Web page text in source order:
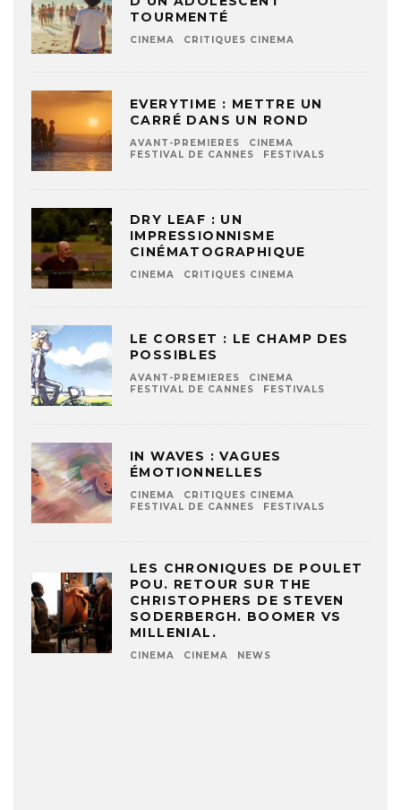
TOURMENTÉ
CINEMA CRITIQUES CINEMA
EVERYTIME : METTRE UN
CARRÉ DANS UN ROND
AVANT-PREMIERES
CINEMA
FESTIVAL DE CANNES
FESTIVALS
DRY LEAF : UN
IMPRESSIONNISME
CINÉMATOGRAPHIQUE
CINEMA CRITIQUES CINEMA
LE CORSET : LE CHAMP DES
POSSIBLES
AVANT-PREMIERES
CINEMA
FESTIVAL DE CANNES
FESTIVALS
IN WAVES : VAGUES
ÉMOTIONNELLES
CINEMA
CRITIQUES CINEMA
FESTIVAL DE CANNES
FESTIVALS
LES CHRONIQUES DE POULET
POU. RETOUR SUR THE
CHRISTOPHERS DE STEVEN
SODERBERGH. BOOMER VS
MILLENIAL.
CINEMA CINEMA NEWS